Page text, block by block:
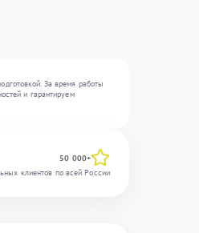
За время работы
и гарантируем
50 000+
клиентов по всей России